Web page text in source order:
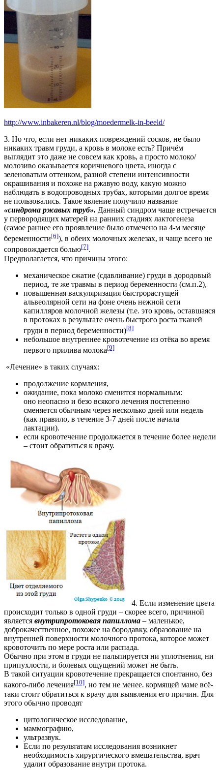
http://www.inbakeren.nl/blog/moedermelk-in-beeld/
3. Но что, если нет никаких повреждений сосков, не было
никаких травм груди, а кровь в молоке есть? Причём
выглядит это даже не совсем как кровь, а просто молоко/
молозиво оказывается коричневого цвета, иногда с
зеленоватым оттенком, разной степени интенсивности
окрашивания и похоже на ржавую воду, какую можно
наблюдать в водопроводных трубах, которыми долгое время
не пользовались. Такое явление получило название
«синдрома ржавых труб». Данный синдром чаще встречается
у первородящих матерей на ранних стадиях лактогенеза
(самое раннее его проявление было отмечено на 4-м месяце
беременности[6]), в обеих молочных железах, и чаще всего не
сопровождается болью[7].
Предполагается, что причины этого:
механическое сжатие (сдавливание) груди в дородовый
период, те же травмы в период беременности (см.п.2),
повышенная васкуляризация быстрорастущей
альвеолярной сети на фоне очень нежной сети
капилляров молочной железы (т.е. это кровь, оставшаяся
в протоках в результате очень быстрого роста тканей
груди в период беременности)[8]
небольшое внутреннее кровотечение из отёка во время
первого прилива молока[9]
«Лечение» в таких случаях:
продолжение кормления,
ожидание, пока молоко сменится нормальным:
оно неопасно и безо всякого лечения постепенно
сменяется обычным через несколько дней или недель
(как правило, в течение 3-7 дней после начала
лактации).
если кровотечение продолжается в течение более недели
– стоит обратиться к врачу.
4. Если изменение цвета
происходит только в одной груди – скорее всего, причиной
является внутрипротоковая папиллома – маленькое,
доброкачественное, похожее на бородавку, образование на
внутренней поверхности молочного протока, которое может
кровоточить по мере роста или распада.
Обычно при этом в груди не пальпируется ни уплотнения, ни
припухлости, и болевых ощущений может не быть.
В такой ситуации кровотечение прекращается спонтанно, без
какого-либо лечения[10], но тем не менее. кормящей маме всё-
таки стоит обратиться к врачу для выявления его причин. Для
этого обычно проводят
цитологическое исследование,
маммографию,
ультразвук.
Если по результатам исследования возникнет
необходимость хирургического вмешательства, врач
удалит образование внутри протока.